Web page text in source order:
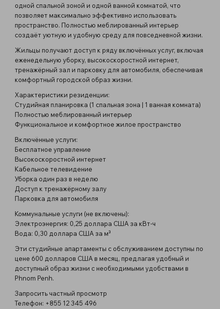
одной спальной зоной и одной ванной комнатой, что
позволяет максимально эффективно использовать
пространство. Полностью меблированный интерьер
создаёт уютную и удобную среду для повседневной жизни.
Жильцы получают доступ к ряду включённых услуг, включая
еженедельную уборку, высокоскоростной интернет,
тренажёрный зал и парковку для автомобиля, обеспечивая
комфортный городской образ жизни.
Характеристики резиденции:
Студийная планировка (1 спальная зона | 1 ванная комната)
Полностью меблированный интерьер
Функциональное и комфортное жилое пространство
Включённые услуги:
Бесплатное управление
Высокоскоростной интернет
Кабельное телевидение
Уборка один раз в неделю
Доступ к тренажёрному залу
Парковка для автомобиля
Коммунальные услуги (не включены):
Электроэнергия: 0,25 доллара США за кВт⋅ч
Вода: 0,30 доллара США за м³
Эти студийные апартаменты с обслуживанием доступны по
цене 600 долларов США в месяц, предлагая удобный и
доступный образ жизни с необходимыми удобствами в
Phnom Penh.
Запросить частный просмотр
Телефон: +855 12 345 496